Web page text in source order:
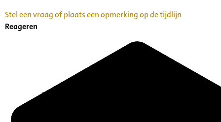
Stel een vraag of plaats een opmerking op de tijdlijn
Reageren